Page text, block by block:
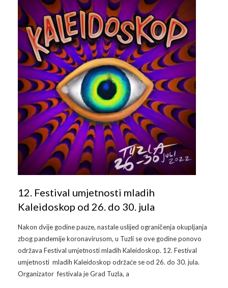
12. Festival umjetnosti mladih
Kaleidoskop od 26. do 30. jula
Nakon dvije godine pauze, nastale uslijed ograničenja okupljanja
zbog pandemije koronavirusom, u Tuzli se ove godine ponovo
održava Festival umjetnosti mladih Kaleidoskop. 12. Festival
umjetnosti mladih Kaleidoskop održaće se od 26. do 30. jula.
Organizator festivala je Grad Tuzla, a